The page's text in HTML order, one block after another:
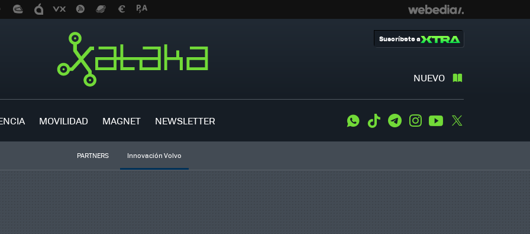
NUEVO
Suscríbete a
MOVILIDAD MAGNET NEWSLETTER WhatsApp
Tiktok TelegramInstagramYoutube
PARTNERS Innovación Volvo